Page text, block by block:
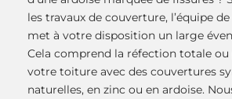
les travaux de couverture, l’équipe de
met à votre disposition un large
Cela comprend la réfection totale
votre toiture avec des couvertures
naturelles, en zinc ou en ardoise.